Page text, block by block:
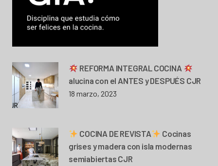
REFORMA INTEGRAL COCINA
alucina con el ANTES y DESPUÉS CJR
18 marzo, 2023
COCINA DE REVISTA
Cocinas
grises y madera con isla modernas
semiabiertas CJR